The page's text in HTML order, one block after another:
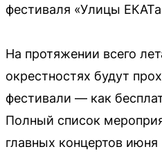
фестиваля «Улицы
На протяжении всего
окрестностях будут
фестивали — как
Полный список
главных концертов